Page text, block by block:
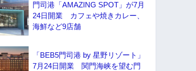
門司港「AMAZING SPOT」が7月
24日開業 カフェや焼きカレー、
海鮮など9店舗
「BEB5門司港 by 星野リゾート」
7月24日開業 関門海峡を望む門